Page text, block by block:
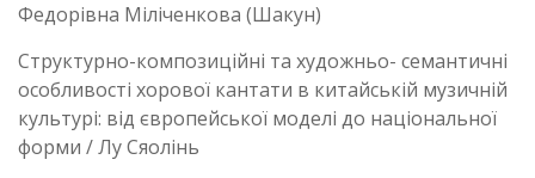
Федорівна Міліченкова (Шакун)
Структурно-композиційні та художньо- семантичні
особливості хорової кантати в китайській музичній
культурі: від європейської моделі до національної
форми / Лу Сяолінь